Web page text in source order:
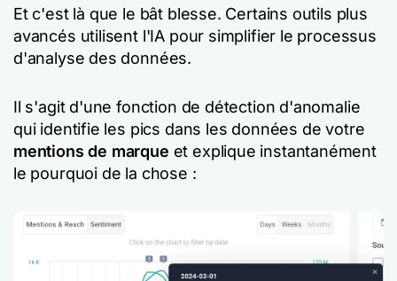
Et c'est là que le bât blesse. Certains outils plus
avancés utilisent l'IA pour simplifier le processus
d'analyse des données.
Il s'agit d'une fonction de détection d'anomalie
qui identifie les pics dans les données de votre
mentions de marque et explique instantanément
le pourquoi de la chose :